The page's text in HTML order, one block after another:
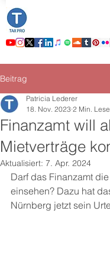
Beitrag
Finanzamt will
Mietverträge
Patricia Lederer
18. Nov. 2023 2 Min.
Aktualisiert: 7. Apr. 2024
Darf das Finanzamt
einsehen? Dazu hat
Nürnberg jetzt sein